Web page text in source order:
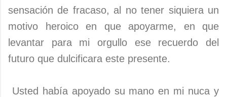
sensación de fracaso, al no tener siquiera un
motivo heroico en que apoyarme, en que
levantar para mi orgullo ese recuerdo del
futuro que dulcificara este presente.
Usted había apoyado su mano en mi nuca y